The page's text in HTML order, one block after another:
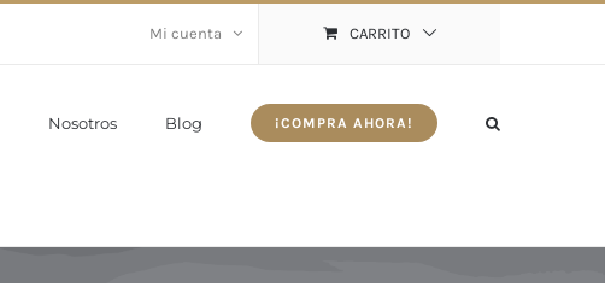
Mi cuenta CARRITO
Nosotros Blog ¡COMPRA AHORA!